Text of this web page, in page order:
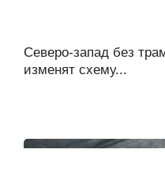
Северо-запад без
изменят схему...